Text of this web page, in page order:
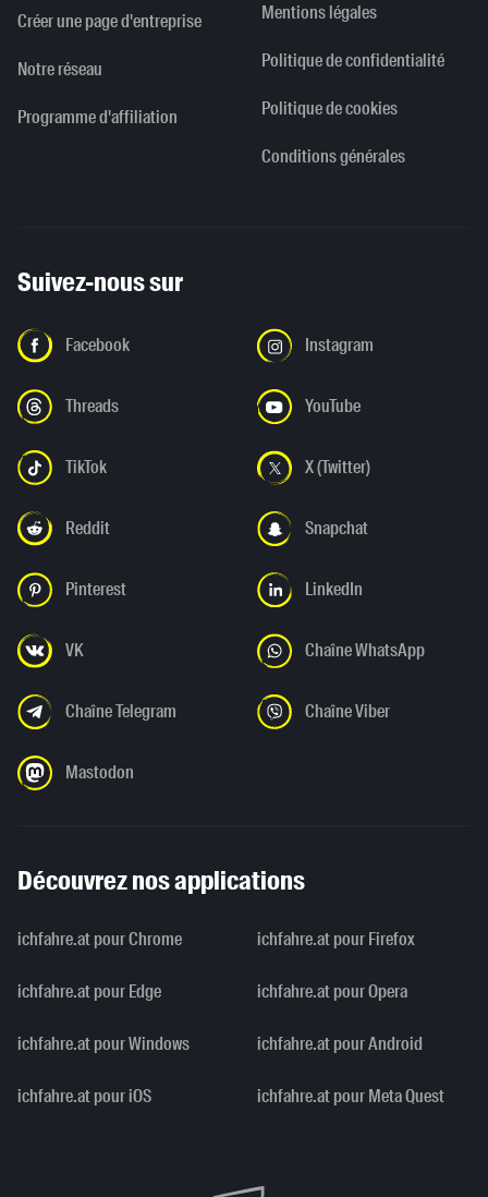
Créer une page d'entreprise
Notre réseau
Programme d'affiliation
Mentions légales
Politique de confidentialité
Politique de cookies
Conditions générales
Suivez-nous sur
Facebook Instagram
Threads YouTube
TikTok X (Twitter)
Reddit Snapchat
Pinterest LinkedIn
VK Chaîne WhatsApp
Chaîne Telegram Chaîne Viber
Mastodon
Découvrez nos applications
ichfahre.at pour Chrome ichfahre.at pour Firefox
ichfahre.at pour Edge ichfahre.at pour Opera
ichfahre.at pour Windows ichfahre.at pour Android
ichfahre.at pour iOS ichfahre.at pour Meta Quest